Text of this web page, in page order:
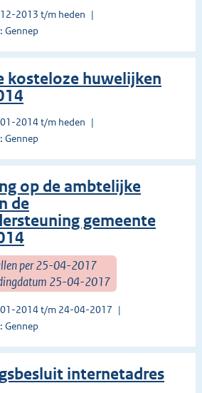
2013 t/m heden
Gennep
kosteloze huwelijken
2014 t/m heden
Gennep
op de ambtelijke
de
gemeente
per 25-04-2017
25-04-2017
2014 t/m 24-04-2017
Gennep
internetadres